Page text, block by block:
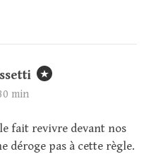
min
fait revivre devant nos
déroge pas à cette règle.